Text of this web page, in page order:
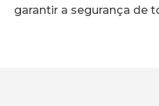
garantir a segurança de